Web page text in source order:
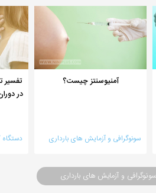
آمنیوسنتز چیست؟
سونوگرافی و آزمایش های بارداری
در
و آزمایش های بارداری